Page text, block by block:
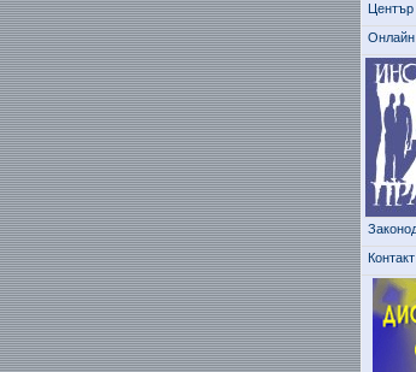
Център
Онлайн